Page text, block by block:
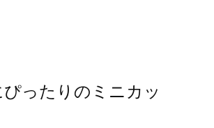
ったりのミニカッ